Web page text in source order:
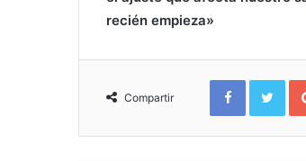
recién empieza»
Compartir
Facebook